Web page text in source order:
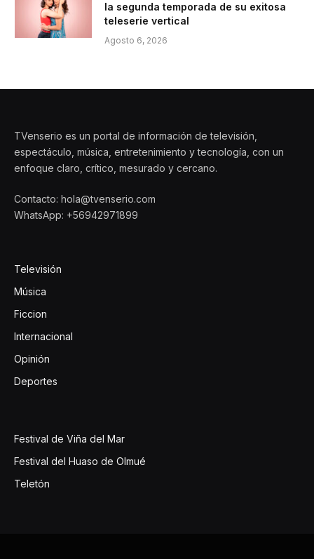
la segunda temporada de su exitosa
teleserie vertical
Agosto 6, 2026
TVenserio es un portal de información de televisión,
espectáculo, música, entretenimiento y tecnología, con un
enfoque claro, crítico, mesurado y cercano.
Contacto: hola@tvenserio.com
WhatsApp: +56942971899
Televisión
Música
Ficcion
Internacional
Opinión
Deportes
Festival de Viña del Mar
Festival del Huaso de Olmué
Teletón